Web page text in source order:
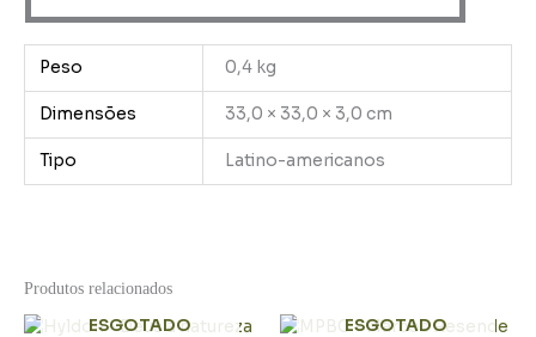
Peso 0,4 kg
Dimensões 33,0 × 33,0 × 3,0 cm
Tipo Latino-americanos
Produtos relacionados
ESGOTADO ESGOTADO